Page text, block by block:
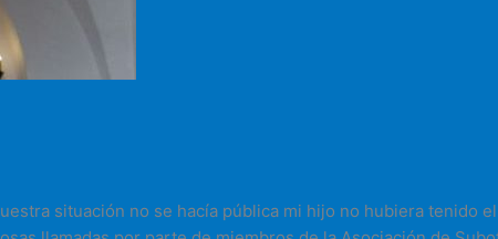
situación no se hacía pública mi hijo no hubiera tenido